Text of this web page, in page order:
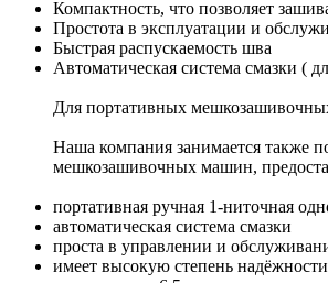
Компактность, что позволяет
Простота в эксплуатации и
Быстрая распускаемость шва
Автоматическая система смазки (
Для портативных
Наша компания занимается также
мешкозашивочных машин,
портативная ручная 1-ниточная
автоматическая система смазки
проста в управлении и
имеет высокую степень надёжности